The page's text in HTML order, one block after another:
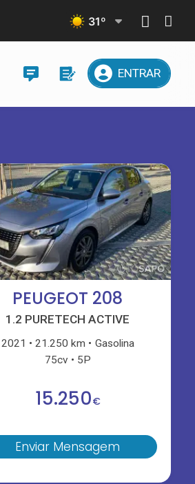
31º
ENTRAR
PEUGEOT 208
1.2 PURETECH ACTIVE
2021 21.250 km
Gasolina
75cv
5P
15.250€
Enviar Mensagem